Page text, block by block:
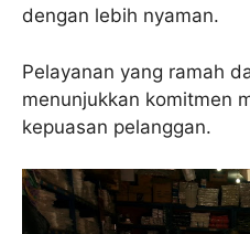
dengan lebih nyaman.
Pelayanan yang ramah
menunjukkan komitmen
kepuasan pelanggan.